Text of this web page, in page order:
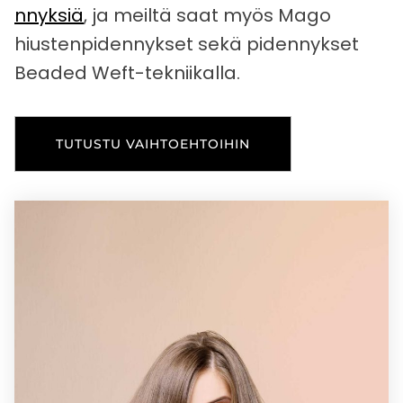
nnyksiä, ja meiltä saat myös Mago
hiustenpidennykset sekä pidennykset
Beaded Weft-tekniikalla.
TUTUSTU VAIHTOEHTOIHIN